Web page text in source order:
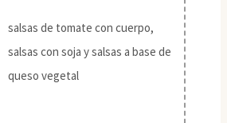
salsas de tomate con cuerpo,
salsas con soja y salsas a base de
queso vegetal